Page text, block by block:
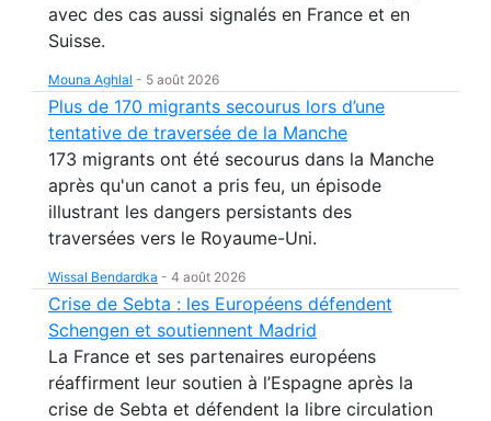
avec des cas aussi signalés en France et en
Suisse.
Mouna Aghlal - 5 août 2026
Plus de 170 migrants secourus lors d’une
tentative de traversée de la Manche
173 migrants ont été secourus dans la Manche
après qu'un canot a pris feu, un épisode
illustrant les dangers persistants des
traversées vers le Royaume-Uni.
Wissal Bendardka - 4 août 2026
Crise de Sebta : les Européens défendent
Schengen et soutiennent Madrid
La France et ses partenaires européens
réaffirment leur soutien à l’Espagne après la
crise de Sebta et défendent la libre circulation